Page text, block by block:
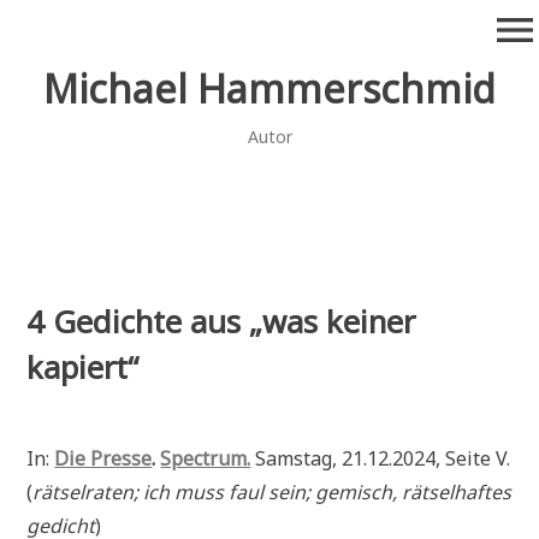
springenMichael Hammerschmid
Autor
menu
4 Gedichte aus „was keiner
kapiert“
In: Die Presse.Spectrum. Samstag, 21.12.2024, Seite V.
(rätselraten; ich muss faul sein; gemisch, rätselhaftes
gedicht)